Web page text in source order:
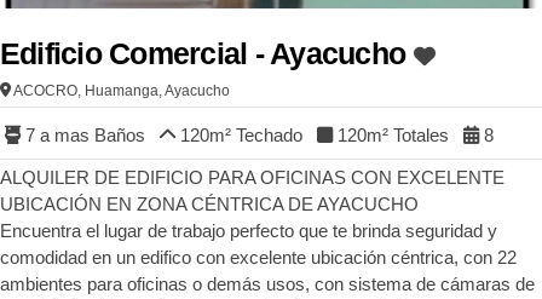
Edificio Comercial - Ayacucho
ACOCRO, Huamanga, Ayacucho
7 a mas Baños 120m² Techado 120m² Totales 8
ALQUILER DE EDIFICIO PARA OFICINAS CON EXCELENTE
UBICACIÓN EN ZONA CÉNTRICA DE AYACUCHO
Encuentra el lugar de trabajo perfecto que te brinda seguridad y
comodidad en un edifico con excelente ubicación céntrica, con 22
ambientes para oficinas o demás usos, con sistema de cámaras de